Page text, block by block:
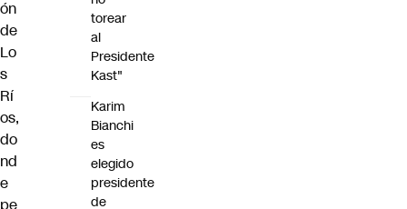
ón
de
Lo
s
Rí
os,
do
nd
e
torear
al
Presidente
Kast"
Karim
Bianchi
es
elegido
presidente
de